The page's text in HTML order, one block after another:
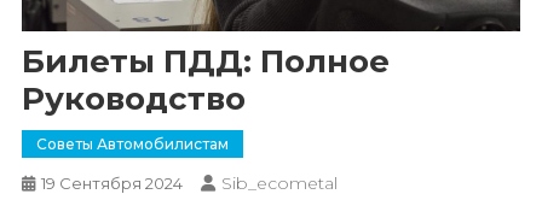
Билеты ПДД: Полное
Руководство
Советы Автомобилистам
19 Сентября 2024 Sib_ecometal